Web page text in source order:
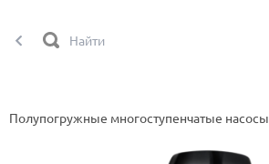
Полупогружные многоступенчатые насосы